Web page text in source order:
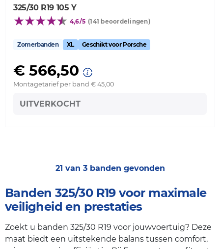
325/30 R19 105 Y
4,6/5 (141 beoordelingen)
Zomerbanden XL Geschikt voor Porsche
€ 566,50
Montagetarief per band € 45,00
UITVERKOCHT
21 van 3 banden gevonden
Banden 325/30 R19 voor maximale
veiligheid en prestaties
Zoekt u banden 325/30 R19 voor jouwvoertuig? Deze
maat biedt een uitstekende balans tussen comfort,